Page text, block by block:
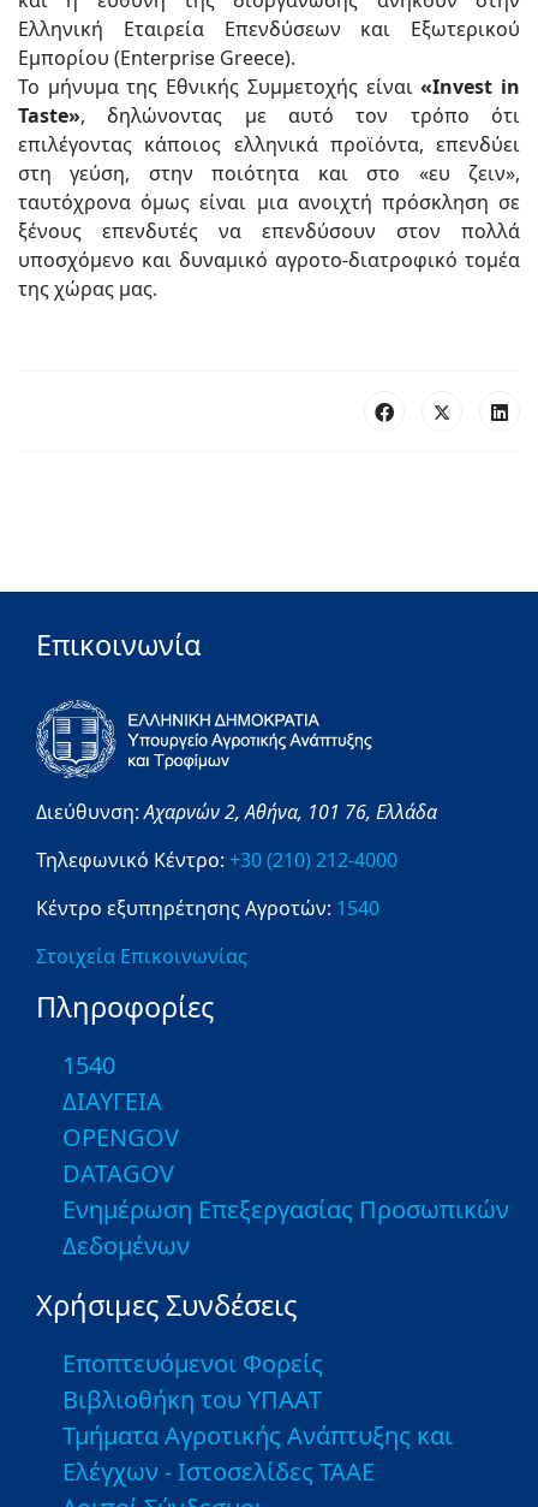
Ελληνική Εταιρεία Επενδύσεων και Εξωτερικού
Εμπορίου (Enterprise Greece).
Το μήνυμα της Εθνικής Συμμετοχής είναι«Invest in
Taste», δηλώνοντας με αυτό τον τρόπο ότι
επιλέγοντας κάποιος ελληνικά προϊόντα, επενδύει
στη γεύση, στην ποιότητα και στο «ευ ζειν»,
ταυτόχρονα όμως είναι μια ανοιχτή πρόσκληση σε
ξένους επενδυτές να επενδύσουν στον πολλά
υποσχόμενο και δυναμικό αγροτο-διατροφικό τομέα
της χώρας μας.
Επικοινωνία
Διεύθυνση:Αχαρνών 2,Αθήνα, 101 76, Ελλάδα
Τηλεφωνικό Κέντρο: +30 (210) 212-4000
Κέντρο εξυπηρέτησης Αγροτών: 1540
Στοιχεία Επικοινωνίας
Πληροφορίες
1540
ΔΙΑΥΓΕΙΑ
OPENGOV
DATAGOV
Ενημέρωση Επεξεργασίας Προσωπικών
Δεδομένων
Χρήσιμες Συνδέσεις
Εποπτευόμενοι Φορείς
Βιβλιοθήκη του ΥΠΑΑΤ
Τμήματα Αγροτικής Ανάπτυξης και
Ελέγχων - Ιστοσελίδες ΤΑΑΕ